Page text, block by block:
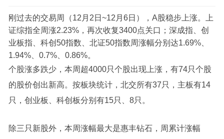
刚过去的交易周（12月2日~12月6日），A股稳步上涨。上
证综指全周涨2.23%，再次收复3400点关口；深成指、创
业板指、科创50指数、北证50指数周涨幅分别达1.69%、
1.94%、0.7%、0.86%。
个股涨多跌少，本周超4000只个股出现上涨，有74只个股
的股价创出新高。按板块统计，北交所有37只，主板有14
只，创业板、科创板分别有15只、8只。
除三只新股外，本周涨幅最大是惠丰钻石，周累计涨幅